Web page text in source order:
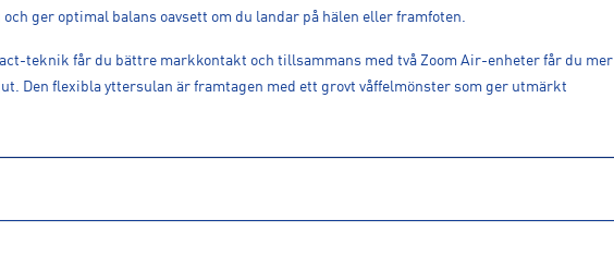
ger optimal balans oavsett om du landar på hälen eller framfoten.
teknik får du bättre markkontakt och tillsammans med två Zoom Air-enheter får du mer
Den flexibla yttersulan är framtagen med ett grovt våffelmönster som ger utmärkt